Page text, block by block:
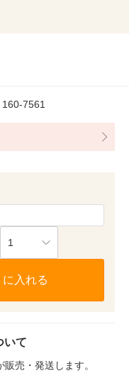
7561
1
に入れる
いて
販売・発送します。